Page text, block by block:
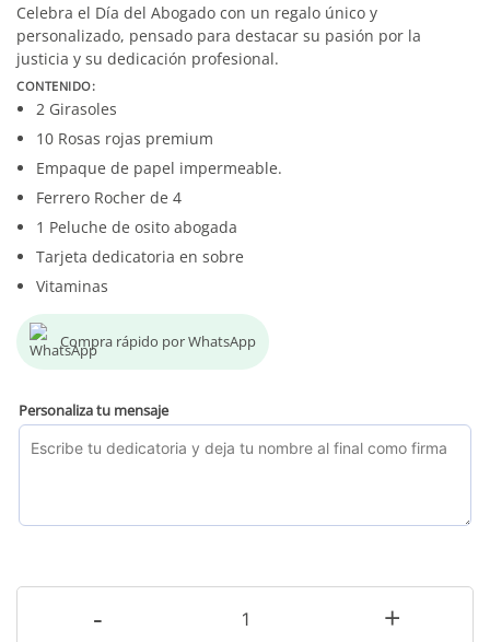
Celebra el Día del Abogado con un regalo único y
personalizado, pensado para destacar su pasión por la
justicia y su dedicación profesional.
CONTENIDO:
2 Girasoles
10 Rosas rojas premium
Empaque de papel impermeable.
Ferrero Rocher de 4
1 Peluche de osito abogada
Tarjeta dedicatoria en sobre
Vitaminas
Compra rápido por WhatsApp
Personaliza tu mensaje
- +